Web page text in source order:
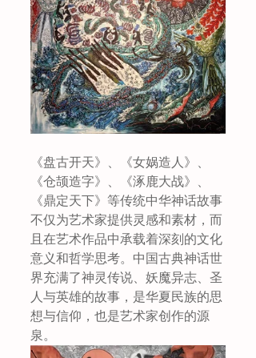
《盘古开天》、《女娲造人》、
《仓颉造字》、《涿鹿大战》、
《鼎定天下》等传统中华神话故事
不仅为艺术家提供灵感和素材，而
且在艺术作品中承载着深刻的文化
意义和哲学思考。中国古典神话世
界充满了神灵传说、妖魔异志、圣
人与英雄的故事，是华夏民族的思
想与信仰，也是艺术家创作的源
泉。